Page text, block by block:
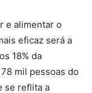
e alimentar o
eficaz será a
18% da
mil pessoas do
se reflita a